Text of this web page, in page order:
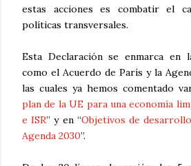
estas acciones es combatir el
políticas transversales.
Esta Declaración se enmarca en
como el Acuerdo de París y la
las cuales ya hemos comentado
plan de la UE para una economía
e ISR” y en “Objetivos de
Agenda 2030”.